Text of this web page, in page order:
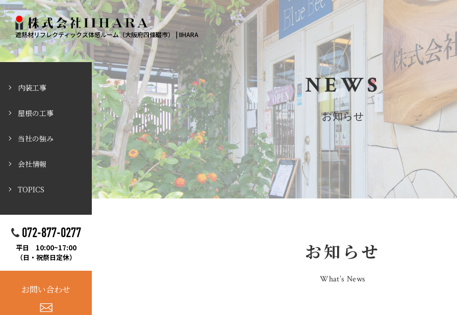
遮熱材リフレクティックス体感ルーム（大阪府四條畷市） | IIHARA
内装工事
屋根の工事
当社の強み
会社情報
TOPICS
072-877-0277
平日 10:00~17:00
（日・祝祭日定休）
お問い合わせ
NEWS
お知らせ
お知らせ
What’s News